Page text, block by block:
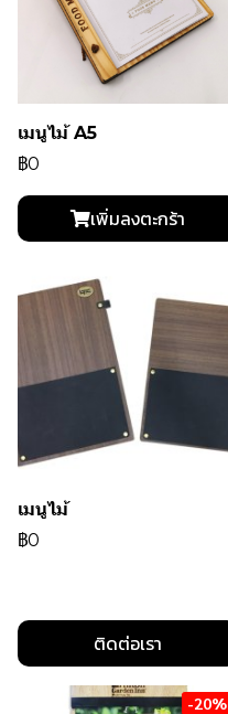
เมนูไม้ A5
฿0
เพิ่มลงตะกร้า
เมนูไม้
฿0
ติดต่อเรา
-20%